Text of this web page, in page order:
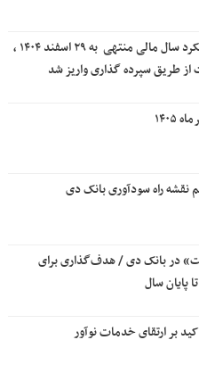
سود سهامداران برای عملکرد سال مالی منتهی ‌ به ۲۹ اسفند ۱۴۰۴ ،
از طریق سپرده گذاری واریز شد
نقشه راه سودآوری بانک دی
در بانک دی / هدف‌گذاری برای
پایان سال
بر ارتقای خدمات نوآور